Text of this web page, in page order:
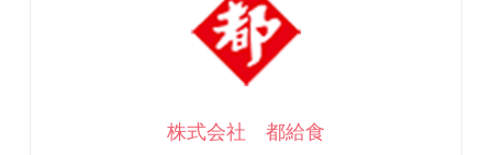
株式会社 都給食